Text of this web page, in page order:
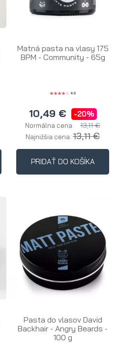
Matná pasta na vlasy 175
BPM - Community - 65g
4.0
10,49 € -20%
Normálna cena: 13,11 €
Najnižšia cena: 13,11 €
PRIDAŤ DO KOŠÍKA
Pasta do vlasov David
Backhair - Angry Beards -
100 g